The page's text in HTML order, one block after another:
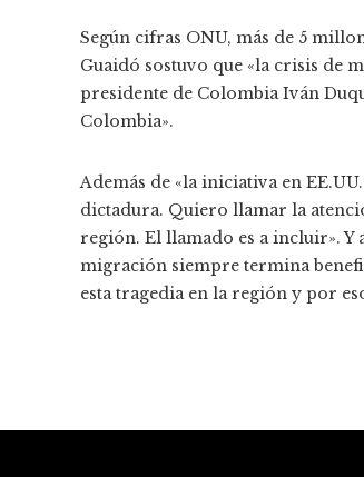
Según cifras ONU, más de 5
Guaidó sostuvo que «la crisis de
presidente de Colombia Iván
Colombia».
Además de «la iniciativa en
dictadura. Quiero llamar la
región. El llamado es a incluir». Y
migración siempre termina
esta tragedia en la región y por